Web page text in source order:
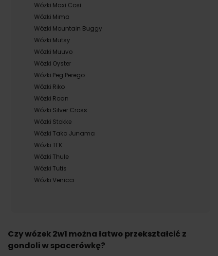
Wózki Maxi Cosi
Wózki Mima
Wózki Mountain Buggy
Wózki Mutsy
Wózki Muuvo
Wózki Oyster
Wózki Peg Perego
Wózki Riko
Wózki Roan
Wózki Silver Cross
Wózki Stokke
Wózki Tako Junama
Wózki TFK
Wózki Thule
Wózki Tutis
Wózki Venicci
Czy wózek 2w1 można łatwo przekształcić z
gondoli w spacerówkę?